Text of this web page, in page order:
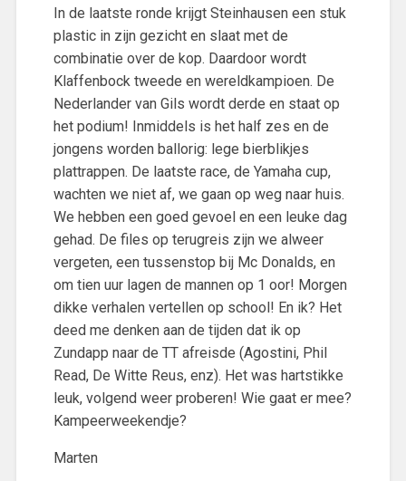
In de laatste ronde krijgt Steinhausen een stuk
plastic in zijn gezicht en slaat met de
combinatie over de kop. Daardoor wordt
Klaffenbock tweede en wereldkampioen. De
Nederlander van Gils wordt derde en staat op
het podium! Inmiddels is het half zes en de
jongens worden ballorig: lege bierblikjes
plattrappen. De laatste race, de Yamaha cup,
wachten we niet af, we gaan op weg naar huis.
We hebben een goed gevoel en een leuke dag
gehad. De files op terugreis zijn we alweer
vergeten, een tussenstop bij Mc Donalds, en
om tien uur lagen de mannen op 1 oor! Morgen
dikke verhalen vertellen op school! En ik? Het
deed me denken aan de tijden dat ik op
Zundapp naar de TT afreisde (Agostini, Phil
Read, De Witte Reus, enz). Het was hartstikke
leuk, volgend weer proberen! Wie gaat er mee?
Kampeerweekendje?
Marten